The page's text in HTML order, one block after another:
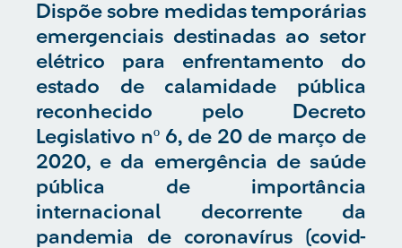
Dispõe sobre medidas temporárias
emergenciais destinadas ao setor
elétrico para enfrentamento do
estado de calamidade pública
reconhecido pelo Decreto
Legislativo nº 6, de 20 de março de
2020, e da emergência de saúde
pública de importância
internacional decorrente da
pandemia de coronavírus (covid-